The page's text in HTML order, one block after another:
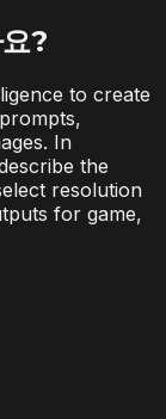
?
to create
In
the
resolution
for game,